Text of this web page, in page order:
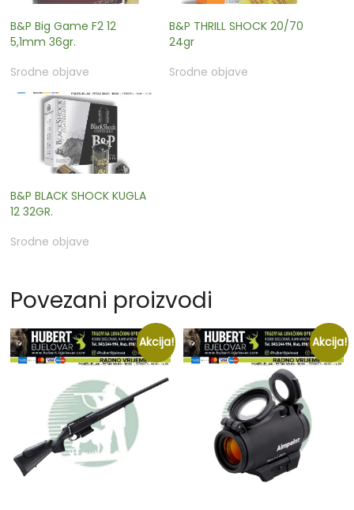
B&P Big Game F2 12
5,1mm 36gr.
Srodne objave
B&P THRILL SHOCK 20/70
24gr
Srodne objave
B&P BLACK SHOCK KUGLA
12 32GR.
Srodne objave
Povezani proizvodi
Akcija! Akcija!